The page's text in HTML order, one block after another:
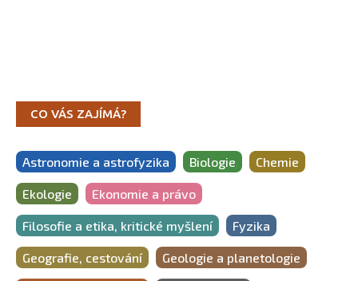
CO VÁS ZAJÍMÁ?
Astronomie a astrofyzika Biologie Chemie
Ekologie Ekonomie a právo
Filosofie a etika, kritické myšlení Fyzika
Geografie, cestování Geologie a planetologie